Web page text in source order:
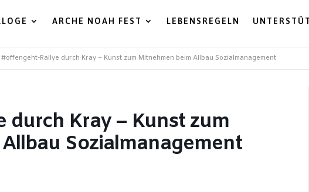
ARCHE NOAH FEST LEBENSREGELN
#offengeht-Rallye durch Kray – Kunst zum Mitnehmen beim Allbau Sozialmanagement
Kray – Kunst zum
Sozialmanagement